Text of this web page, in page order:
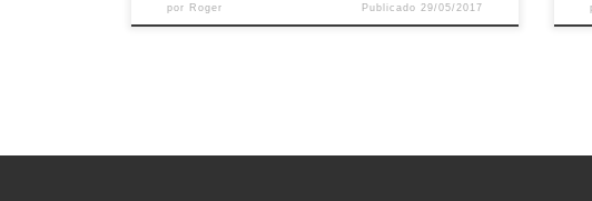
por Roger Publicado 29/05/2017